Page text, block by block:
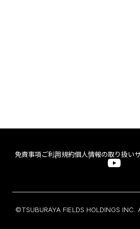
免責事項 ご利用規約個人情報の取り扱い
©TSUBURAYA FIELDS HOLDINGS INC.